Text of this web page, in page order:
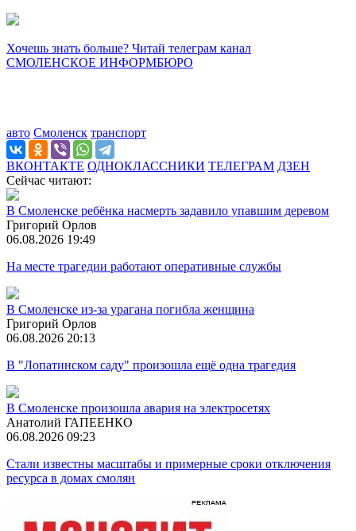
Хочешь знать больше? Читай телеграм канал
СМОЛЕНСКОЕ ИНФОРМБЮРО
авто Смоленск транспорт
ВКОНТАКТЕ ОДНОКЛАССНИКИ ТЕЛЕГРАМ ДЗЕН
Сейчас читают:
В Смоленске ребёнка насмерть задавило упавшим деревом
Григорий Орлов
06.08.2026 19:49
На месте трагедии работают оперативные службы
В Смоленске из-за урагана погибла женщина
Григорий Орлов
06.08.2026 20:13
В "Лопатинском саду" произошла ещё одна трагедия
В Смоленске произошла авария на электросетях
Анатолий ГАПЕЕНКО
06.08.2026 09:23
Стали известны масштабы и примерные сроки отключения
ресурса в домах смолян